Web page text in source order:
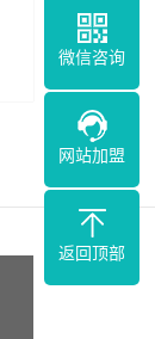
微信咨询
网站加盟
返回顶部